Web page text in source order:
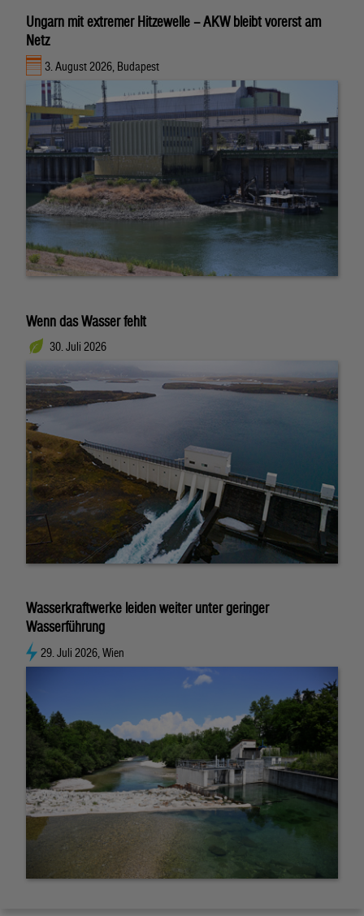
Ungarn mit extremer Hitzewelle – AKW bleibt vorerst am
Netz
3. August 2026, Budapest
Wenn das Wasser fehlt
30. Juli 2026
Wasserkraftwerke leiden weiter unter geringer
Wasserführung
29. Juli 2026, Wien